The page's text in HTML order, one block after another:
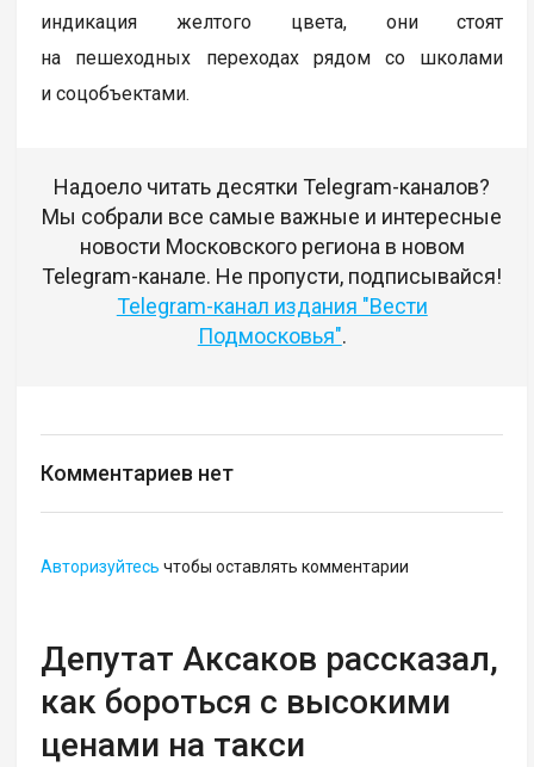
индикация желтого цвета, они стоят
на пешеходных переходах рядом со школами
и соцобъектами.
Надоело читать десятки Telegram-каналов?
Мы собрали все самые важные и интересные
новости Московского региона в новом
Telegram-канале. Не пропусти, подписывайся!
Telegram-канал издания "Вести
Подмосковья".
Комментариев нет
Авторизуйтесь чтобы оставлять комментарии
Депутат Аксаков рассказал,
как бороться с высокими
ценами на такси